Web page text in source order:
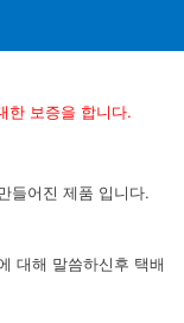
한 보증을 합니다.
들어진 제품 입니다.
대해 말씀하신후 택배